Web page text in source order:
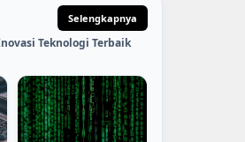
Selengkapnya
Teknologi Terbaik